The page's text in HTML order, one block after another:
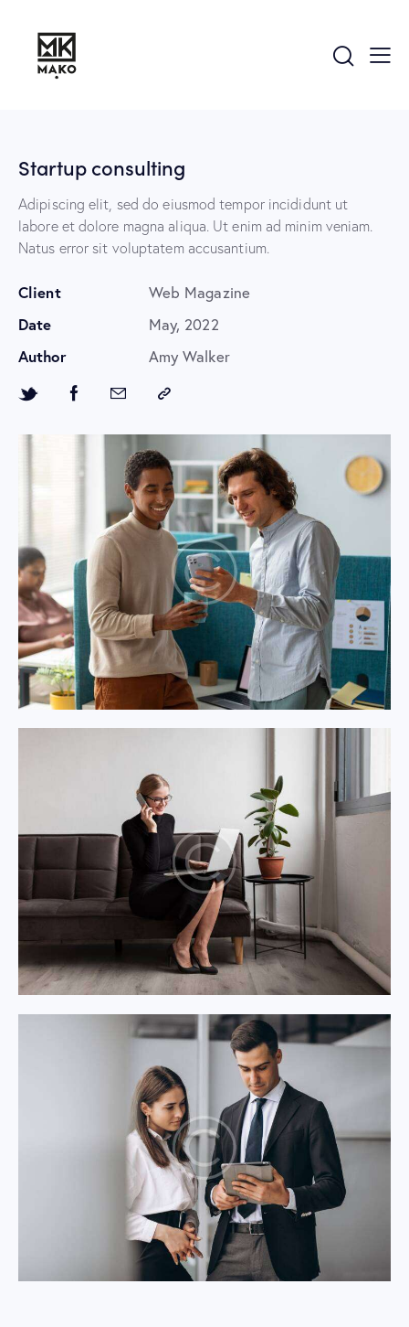
Startup consulting
Adipiscing elit, sed do eiusmod tempor incididunt ut
labore et dolore magna aliqua. Ut enim ad minim veniam.
Natus error sit voluptatem accusantium.
Client
Web Magazine
Date
May, 2022
Author
Amy Walker